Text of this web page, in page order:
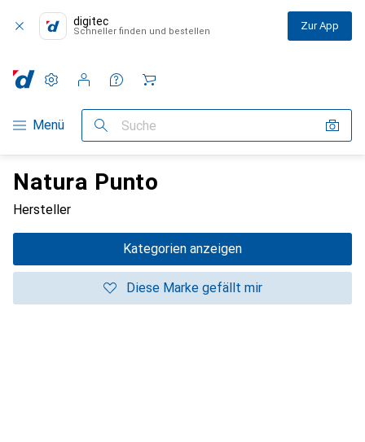
digitec
Schneller finden und bestellen Zur App
Navigation nach Kategorien
Menü Suche
Einstellungen
Kundenkonto
Vergleichslisten
Merklisten
Warenkorb
Natura Punto
Hersteller
Kategorien anzeigen
Diese Marke gefällt mir